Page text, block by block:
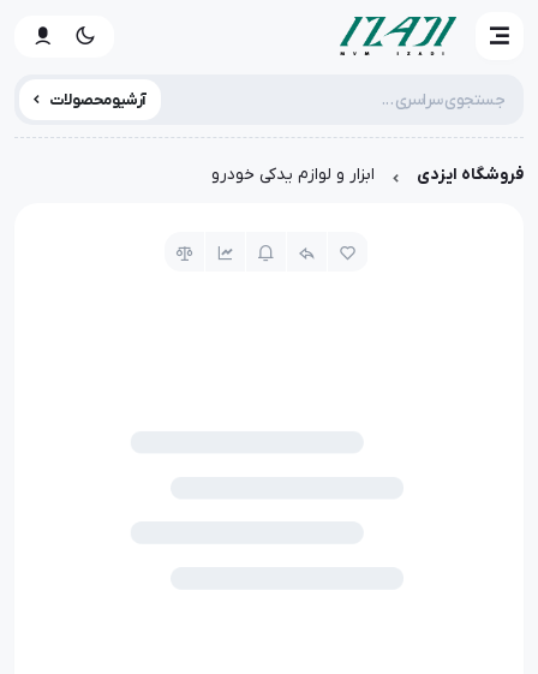
آرشیو محصولات
فروشگاه ایزدی ابزار و لوازم یدکی خودرو